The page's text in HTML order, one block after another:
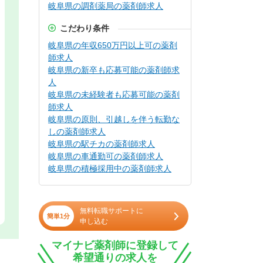
岐阜県の調剤薬局の薬剤師求人
こだわり条件
岐阜県の年収650万円以上可の薬剤
師求人
岐阜県の新卒も応募可能の薬剤師求
人
岐阜県の未経験者も応募可能の薬剤
師求人
岐阜県の原則、引越しを伴う転勤な
しの薬剤師求人
岐阜県の駅チカの薬剤師求人
岐阜県の車通勤可の薬剤師求人
岐阜県の積極採用中の薬剤師求人
簡単1分
無料転職サポートに
申し込む
マイナビ薬剤師に登録して
希望通りの求人を